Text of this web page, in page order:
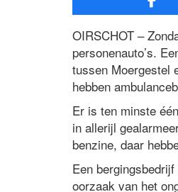
OIRSCHOT –
personenauto’s.
tussen Moergestel
hebben
Er is ten minste
in allerijl
benzine, daar
Een
oorzaak van het